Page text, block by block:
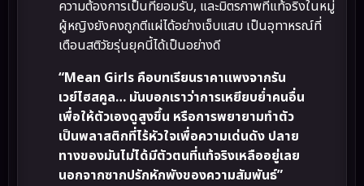
ความต้องการเป็นที่ยอมรับ, และมิตรภาพที่แท้จริงในหมู่
ผู้หญิงยังคงถูกตีแผ่ได้อย่างเจ็บแสบ เป็นอุทาหรณ์ที่
เตือนสติวัยรุ่นยุคนี้ได้เป็นอย่างดี
“Mean Girls คือบทเรียนราคาแพงจากรัน
เวย์ไฮสคูล… มันบอกเราว่าการเหยียบย่ำคนอื่น
เพื่อให้ตัวเองดูสูงขึ้น หรือการพยายามทำตัว
เป็นพลาสติกที่ไร้หัวใจเพื่อความเด่นดัง ปลาย
ทางของมันไม่ได้มีตัวตนที่แท้จริงเหลืออยู่เลย
นอกจากซากปรักหักพังของความสัมพันธ์”